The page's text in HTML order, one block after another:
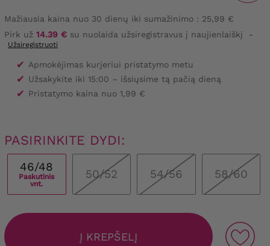
Mažiausia kaina nuo 30 dienų iki sumažinimo : 25,99 €
Pirk už 14.39 € su nuolaida užsiregistravus į naujienlaiškį -
Užsiregistruoti
✔ Apmokėjimas kurjeriui pristatymo metu
✔ Užsakykite iki 15:00 – išsiųsime tą pačią dieną
✔ Pristatymo kaina nuo 1,99 €
PASIRINKITE DYDI:
46/48
Paskutinis
vnt.
50/52 54/56 58/60
Į KREPŠELĮ